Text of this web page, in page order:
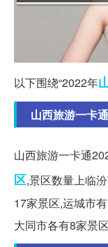
以下围绕“2022年
山西旅游一卡
山西旅游一卡通
区,景区数量上临
17家景区,运城市
大同市各有8家景